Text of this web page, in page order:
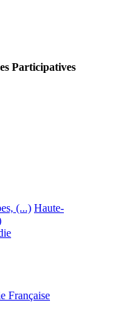
Participatives
(...) Haute-
Française